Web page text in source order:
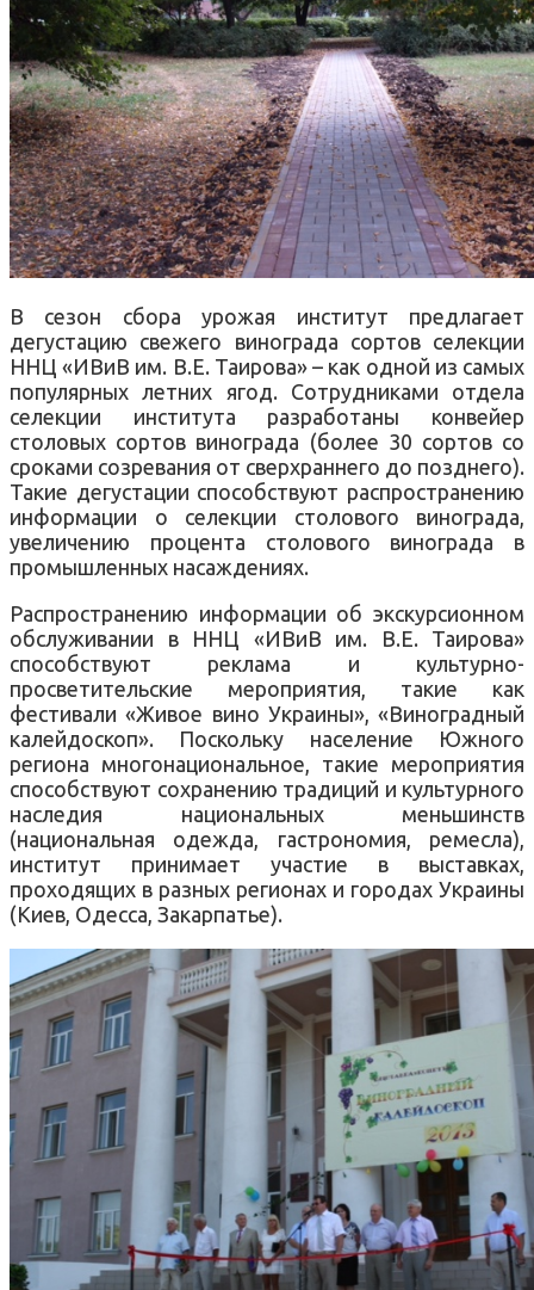
В сезон сбора урожая институт предлагает
дегустацию свежего винограда сортов селекции
ННЦ «ИВиВ им. В.Е. Таирова» – как одной из самых
популярных летних ягод. Сотрудниками отдела
селекции института разработаны конвейер
столовых сортов винограда (более 30 сортов со
сроками созревания от сверхраннего до позднего).
Такие дегустации способствуют распространению
информации о селекции столового винограда,
увеличению процента столового винограда в
промышленных насаждениях.
Распространению информации об экскурсионном
обслуживании в ННЦ «ИВиВ им. В.Е. Таирова»
способствуют реклама и культурно-
просветительские мероприятия, такие как
фестивали «Живое вино Украины», «Виноградный
калейдоскоп». Поскольку население Южного
региона многонациональное, такие мероприятия
способствуют сохранению традиций и культурного
наследия национальных меньшинств
(национальная одежда, гастрономия, ремесла),
институт принимает участие в выставках,
проходящих в разных регионах и городах Украины
(Киев, Одесса, Закарпатье).